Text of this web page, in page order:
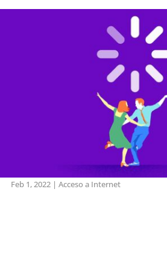
Feb 1, 2022| Acceso a Internet